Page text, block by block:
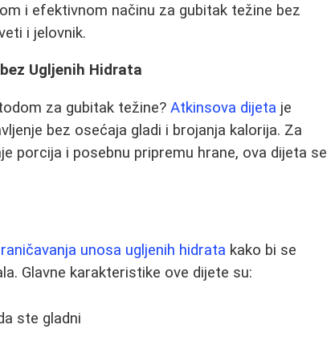
i efektivnom načinu za gubitak težine bez
i jelovnik.
Ugljenih Hidrata
za gubitak težine?Atkinsova dijeta je
bez osećaja gladi i brojanja kalorija. Za
porcija i posebnu pripremu hrane, ova dijeta se
unosa ugljenih hidrata kako bi se
Glavne karakteristike ove dijete su:
ste gladni